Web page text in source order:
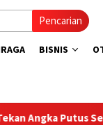
Pencarian
BISNIS
Putus Sekolah